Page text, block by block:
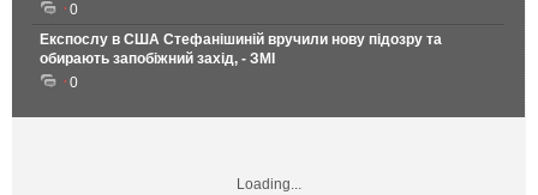
0
Експослу в США Стефанішиній вручили нову підозру та
обирають запобіжний захід, - ЗМІ
0
Loading...